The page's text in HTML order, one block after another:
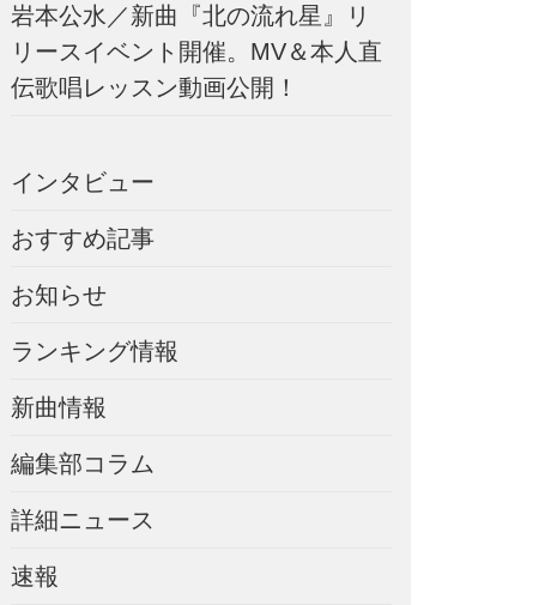
岩本公水／新曲『北の流れ星』リ
リースイベント開催。MV＆本人直
伝歌唱レッスン動画公開！
インタビュー
おすすめ記事
お知らせ
ランキング情報
新曲情報
編集部コラム
詳細ニュース
速報